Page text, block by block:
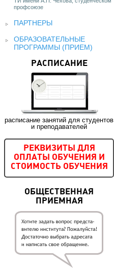
профсоюзе
ПАРТНЕРЫ
ОБРАЗОВАТЕЛЬНЫЕ
ПРОГРАММЫ (ПРИЕМ)
РАСПИСАНИЕ
расписание занятий для студентов
и преподавателей
РЕКВИЗИТЫ ДЛЯ
ОПЛАТЫ ОБУЧЕНИЯ И
СТОИМОСТЬ ОБУЧЕНИЯ
ОБЩЕСТВЕННАЯ
ПРИЕМНАЯ